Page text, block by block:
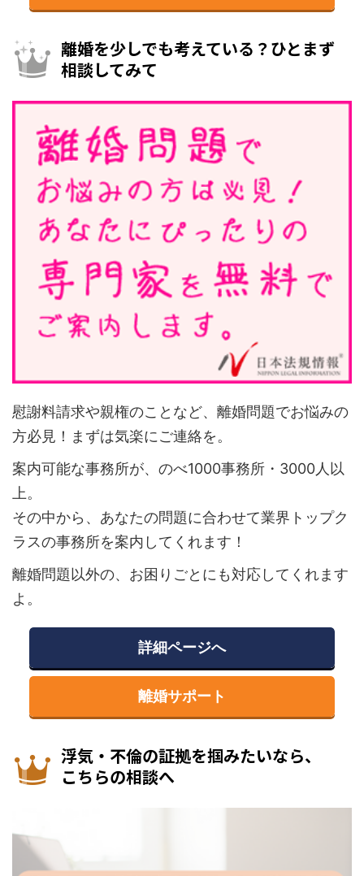
離婚を少しでも考えている？ひとまず
相談してみて
慰謝料請求や親権のことなど、離婚問題でお悩みの
方必見！まずは気楽にご連絡を。
案内可能な事務所が、のべ1000事務所・3000人以
上。
その中から、あなたの問題に合わせて業界トップク
ラスの事務所を案内してくれます！
離婚問題以外の、お困りごとにも対応してくれます
よ。
詳細ページへ
離婚サポート
浮気・不倫の証拠を掴みたいなら、
こちらの相談へ